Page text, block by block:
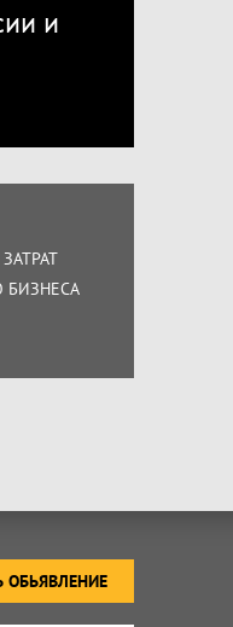
и
БИЗНЕСА
ОБЬЯВЛЕНИЕ